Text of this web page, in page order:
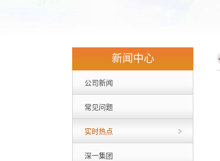
新闻中心
公司新闻
常见问题
实时热点
深一集团